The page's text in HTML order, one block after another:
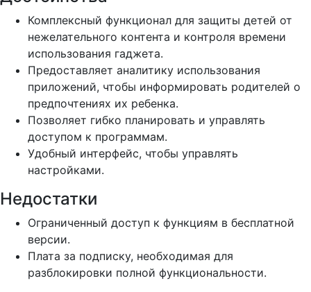
Комплексный функционал для защиты детей от
нежелательного контента и контроля времени
использования гаджета.
Предоставляет аналитику использования
приложений, чтобы информировать родителей о
предпочтениях их ребенка.
Позволяет гибко планировать и управлять
доступом к программам.
Удобный интерфейс, чтобы управлять
настройками.
Недостатки
Ограниченный доступ к функциям в бесплатной
версии.
Плата за подписку, необходимая для
разблокировки полной функциональности.